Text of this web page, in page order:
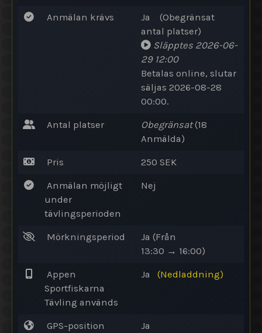
Anmälan krävs Ja (Obegränsat
antal platser)
Släpptes 2026-06-
29 12:00
Betalas online, slutar
säljas 2026-08-28
00:00.
Antal platser Obegränsat(18
Anmälda)
Pris 250 SEK
Anmälan möjligt
under
tävlingsperioden
Nej
Mörkningsperiod Ja (Från
13:30 → 16:00)
Appen
Sportfiskarna
Tävling används
Ja (Nedladdning)
GPS-position
Ja